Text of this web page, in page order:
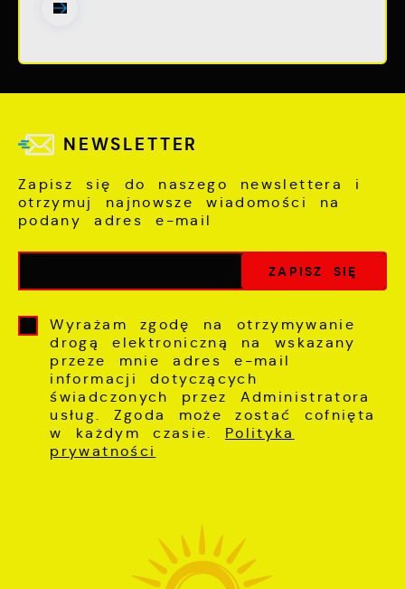
NEWSLETTER
Zapisz się do naszego newslettera i
otrzymuj najnowsze wiadomości na
podany adres e-mail
Wyrażam zgodę na otrzymywanie
drogą elektroniczną na wskazany
przeze mnie adres e-mail
informacji dotyczących
świadczonych przez Administratora
usług. Zgoda może zostać cofnięta
w każdym czasie. Polityka
prywatności